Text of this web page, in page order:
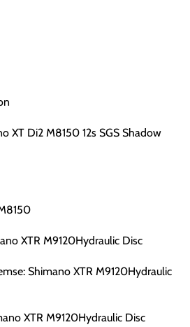
XT Di2 M8150 12s SGS Shadow
XTR M9120Hydraulic Disc
Shimano XTR M9120Hydraulic
XTR M9120Hydraulic Disc